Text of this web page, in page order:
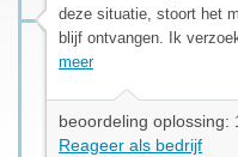
deze situatie, stoort het
blijf ontvangen. Ik
meer
beoordeling oplossing:
Reageer als bedrijf